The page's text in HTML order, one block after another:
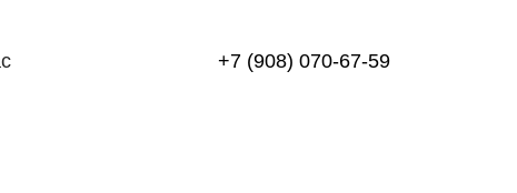
+7 (908) 070-67-59